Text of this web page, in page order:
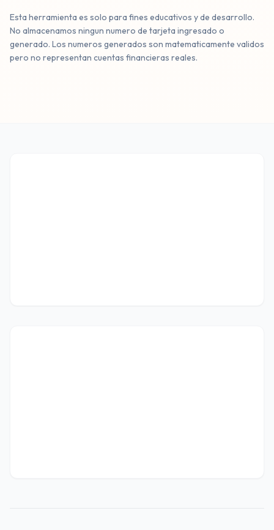
Esta herramienta es solo para fines educativos y de desarrollo.
No almacenamos ningun numero de tarjeta ingresado o
generado. Los numeros generados son matematicamente validos
pero no representan cuentas financieras reales.